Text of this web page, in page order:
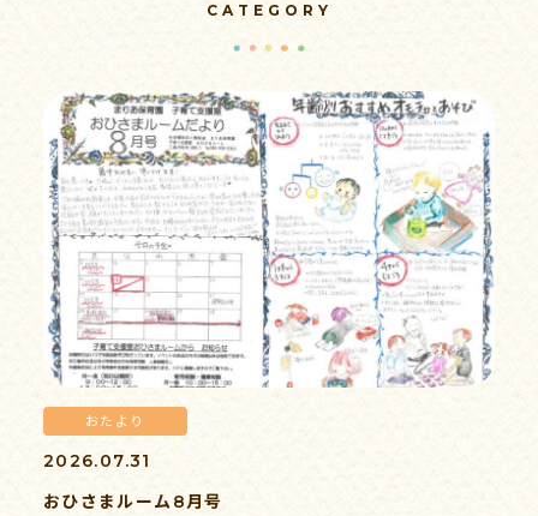
病後児保育 子育て支援
求人情報
CATEGORY
おたより
2026.07.31
おひさまルーム8月号